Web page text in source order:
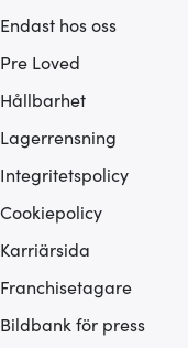
Endast hos oss
Pre Loved
Hållbarhet
Lagerrensning
Integritetspolicy
Cookiepolicy
Karriärsida
Franchisetagare
Bildbank för press